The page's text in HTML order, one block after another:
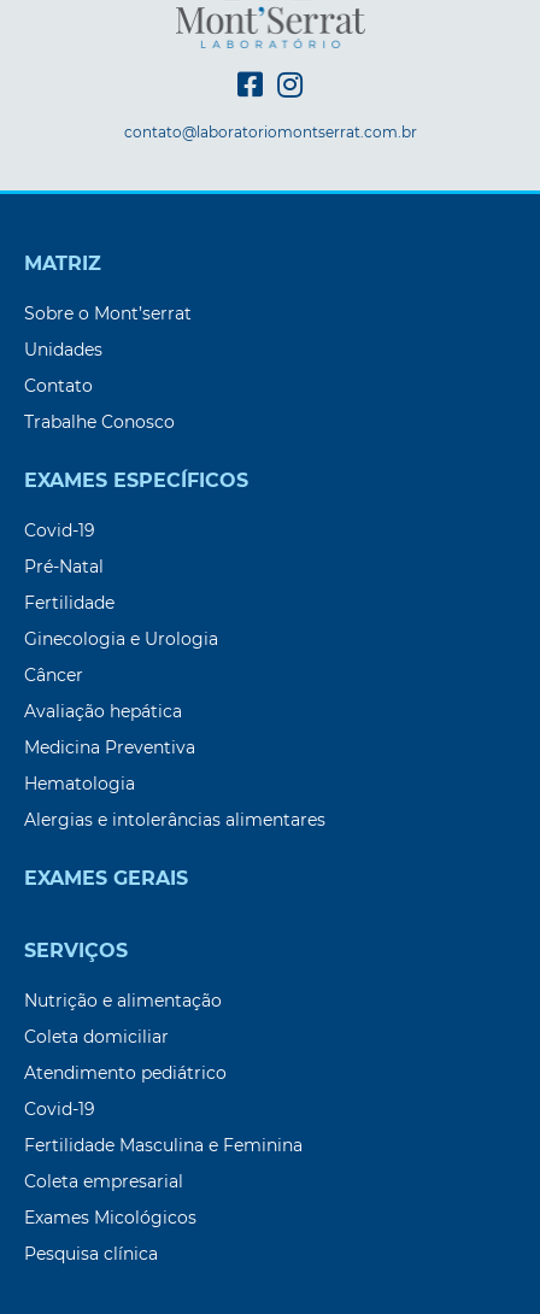
contato@laboratoriomontserrat.com.br
MATRIZ
Sobre o Mont’serrat
Unidades
Contato
Trabalhe Conosco
EXAMES ESPECÍFICOS
Covid-19
Pré-Natal
Fertilidade
Ginecologia e Urologia
Câncer
Avaliação hepática
Medicina Preventiva
Hematologia
Alergias e intolerâncias alimentares
EXAMES GERAIS
SERVIÇOS
Nutrição e alimentação
Coleta domiciliar
Atendimento pediátrico
Covid-19
Fertilidade Masculina e Feminina
Coleta empresarial
Exames Micológicos
Pesquisa clínica